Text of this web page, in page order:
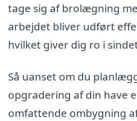
tage sig af brolægning
arbejdet bliver udført
hvilket giver dig ro i
Så uanset om du
opgradering af din have
omfattende ombygning